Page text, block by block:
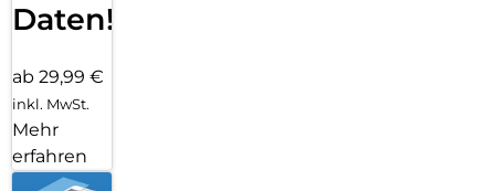
Daten!
ab 29,99 €
inkl. MwSt.
Mehr
erfahren